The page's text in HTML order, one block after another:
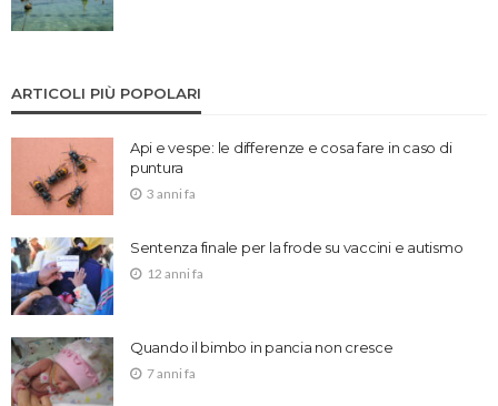
ARTICOLI PIÙ POPOLARI
Api e vespe: le differenze e cosa fare in caso di
puntura
3 anni fa
Sentenza finale per la frode su vaccini e autismo
12 anni fa
Quando il bimbo in pancia non cresce
7 anni fa